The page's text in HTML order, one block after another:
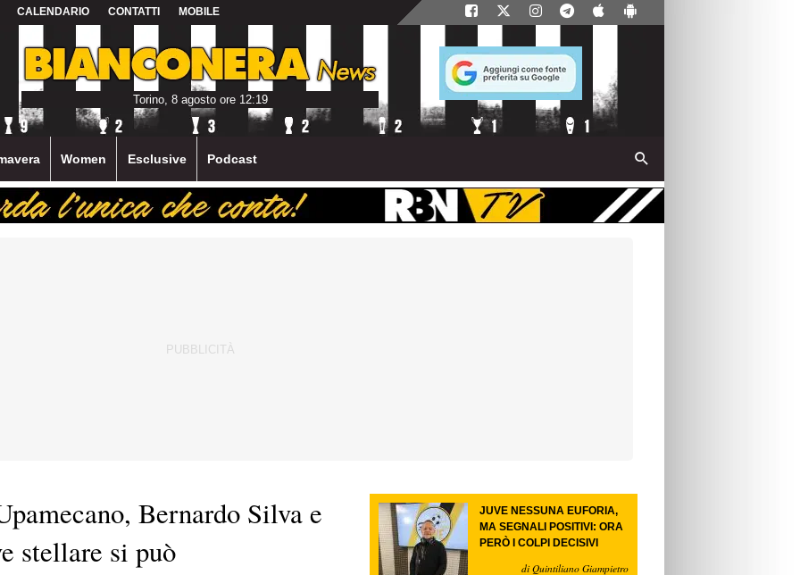
CALENDARIO CONTATTI MOBILE
Torino, 8 agosto ore 12:19
Women Esclusive Podcast
Bernardo Silva e
stellare si può
JUVE NESSUNA EUFORIA,
MA SEGNALI POSITIVI: ORA
PERÒ I COLPI DECISIVI
di Quintiliano Giampietro